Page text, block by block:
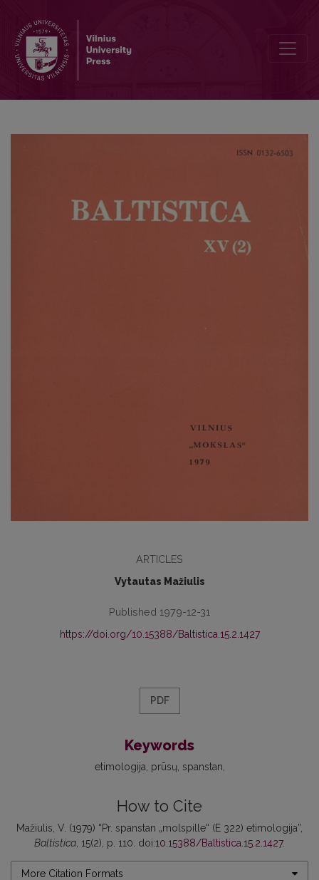
ARTICLES
Vytautas Mažiulis
Published 1979-12-31
https://doi.org/10.15388/Baltistica.15.2.1427
PDF
Keywords
etimologija prūsų spanstan
How to Cite
Mažiulis, V. (1979) “Pr. spanstan „molspille“ (E 322) etimologija”,
Baltistica , 15(2), p. 110. doi:10.15388/Baltistica.15.2.1427.
More Citation Formats